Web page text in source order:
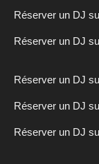
Réserver un DJ
Réserver un DJ
Réserver un DJ
Réserver un DJ
Réserver un DJ